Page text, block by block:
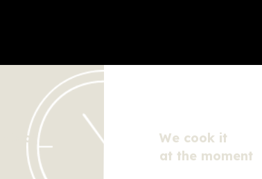
of
We cook it
at the moment